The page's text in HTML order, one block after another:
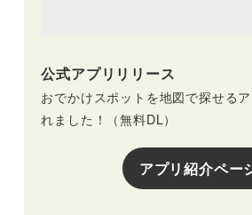
公式アプリリリース
おでかけスポットを地図で探せる
れました！（無料DL）
アプリ紹介ペー